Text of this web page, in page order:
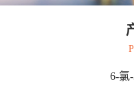
6-氯